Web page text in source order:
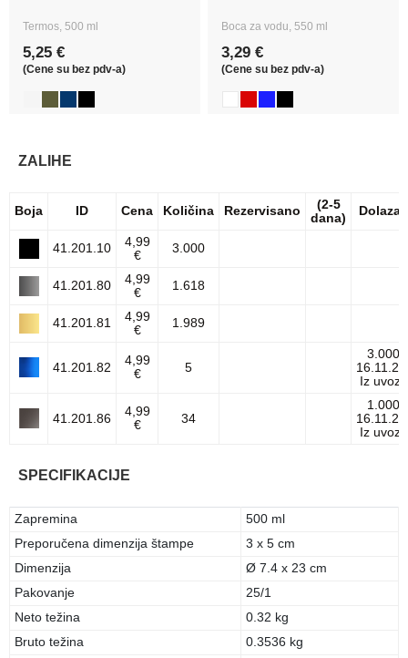
Termos, 500 ml
5,25 €
(Cene su bez pdv-a)
Boca za vodu, 550 ml
3,29 €
(Cene su bez pdv-a)
ZALIHE
Boja ID Cena Količina Rezervisano
(2-5
dana)
Dolazak
41.201.10
4,99
€
3.000
41.201.80
4,99
€
1.618
41.201.81
4,99
€
1.989
41.201.82
4,99
€
5
3.000
Iz uvoza
41.201.86
4,99
€
34
1.000
Iz uvoza
SPECIFIKACIJE
Zapremina
500 ml
Preporučena dimenzija štampe
3 x 5 cm
Dimenzija
Ø 7.4 x 23 cm
Pakovanje
25/1
Neto težina
0.32 kg
Bruto težina
0.3536 kg